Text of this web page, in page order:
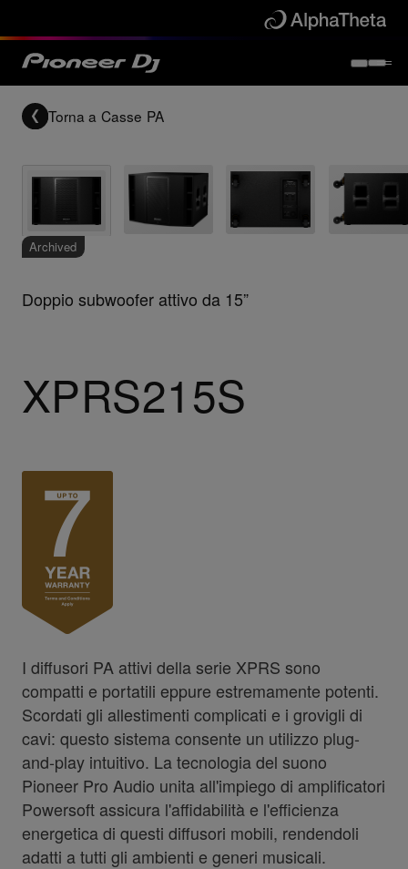
Torna a Casse PA
Archived
Doppio subwoofer attivo da 15”
XPRS215S
I diffusori PA attivi della serie XPRS sono
compatti e portatili eppure estremamente potenti.
Scordati gli allestimenti complicati e i grovigli di
cavi: questo sistema consente un utilizzo plug-
and-play intuitivo. La tecnologia del suono
Pioneer Pro Audio unita all'impiego di amplificatori
Powersoft assicura l'affidabilità e l'efficienza
energetica di questi diffusori mobili, rendendoli
adatti a tutti gli ambienti e generi musicali.